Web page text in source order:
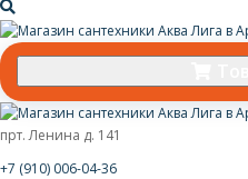
прт. Ленина д. 141
+7 (910) 006-04-36